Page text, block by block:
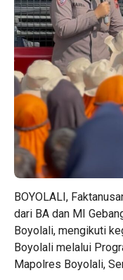
BOYOLALI,
dari BA dan MI
Boyolali, mengikuti
Boyolali melalui
Mapolres Boyolali,